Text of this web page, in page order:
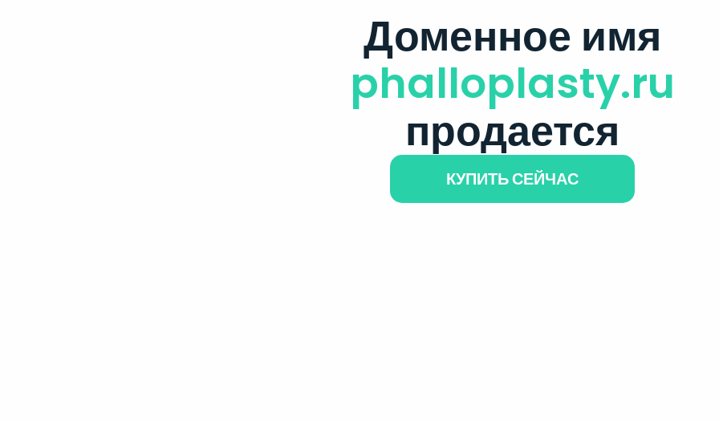
Доменное имя
phalloplasty.ru
продается
КУПИТЬ СЕЙЧАС